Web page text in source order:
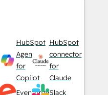
HubSpot
Agent
for
Copilot
HubSpot
connector
for
Claude
EventbriteSlack